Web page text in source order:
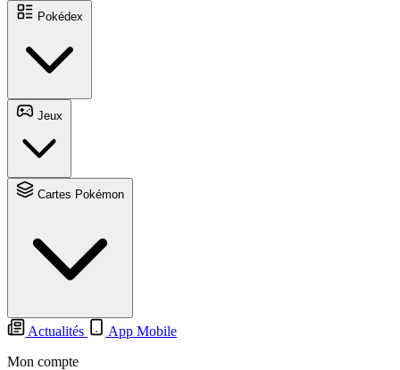
Actualités
App Mobile
Mon compte